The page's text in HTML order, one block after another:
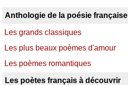
Anthologie de la poésie française
Les grands classiques
Les plus beaux poèmes d'amour
Les poèmes romantiques
Les poètes français à découvrir